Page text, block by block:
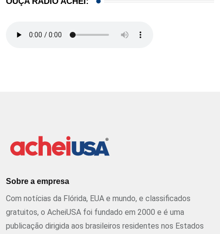
Sobre a empresa
Com notícias da Flórida, EUA e mundo, e classificados
gratuitos, o AcheiUSA foi fundado em 2000 e é uma
publicação dirigida aos brasileiros residentes nos Estados